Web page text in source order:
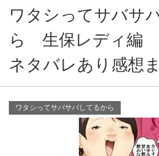
ワタシってサバサ
ら 生保レディ編
ネタバレあり感想
ワタシってサバサバしてるから